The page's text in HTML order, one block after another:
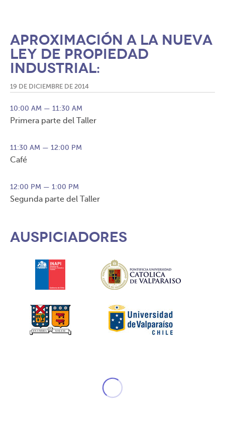
Aproximación a la nueva
ley de propiedad
industrial:
19 DE DICIEMBRE DE 2014
10:00 AM — 11:30 AM
Primera parte del Taller
11:30 AM — 12:00 PM
Café
12:00 PM — 1:00 PM
Segunda parte del Taller
Auspiciadores